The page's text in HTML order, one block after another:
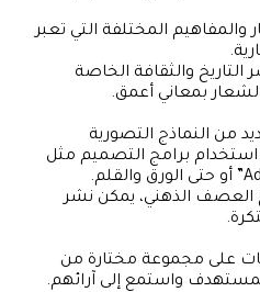
والمفاهيم المختلفة التي تعبر
والثقافة الخاصة
بمعاني أعمق.
من النماذج التصورية
برامج التصميم مثل
العصف الذهني، يمكن نشر
على مجموعة مختارة من
واستمع إلى آرائهم.